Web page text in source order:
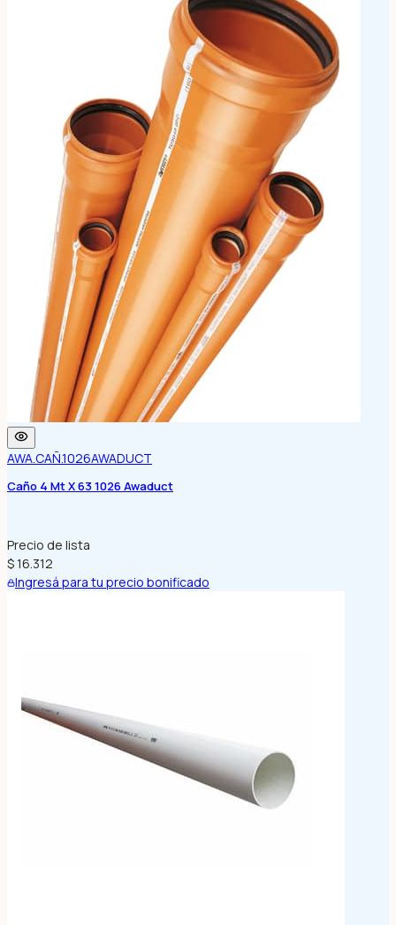
AWA.CAÑ.1026AWADUCT
Caño 4 Mt X 63 1026 Awaduct
Precio de lista
$ 16.312
Ingresá para tu precio bonificado